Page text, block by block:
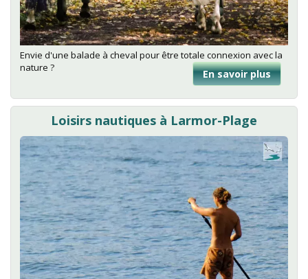
Envie d'une balade à cheval pour être totale connexion avec la
nature ?
En savoir plussur
Balade
Loisirs nautiques à Larmor-Plage